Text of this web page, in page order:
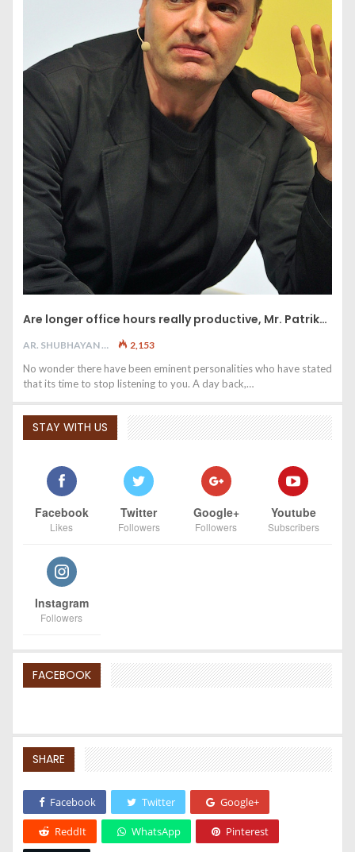
Are longer office hours really productive, Mr. Patrik…
AR. SHUBHAYAN M 2,153
No wonder there have been eminent personalities who have stated
that its time to stop listening to you. A day back,…
STAY WITH US
Facebook
Likes
Twitter
Followers
Google+
Followers
Youtube
Subscribers
Instagram
Followers
FACEBOOK
SHARE
Facebook Twitter Google+
ReddIt WhatsApp Pinterest